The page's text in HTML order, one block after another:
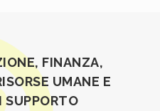
FINANZA,
UMANE E
SUPPORTO